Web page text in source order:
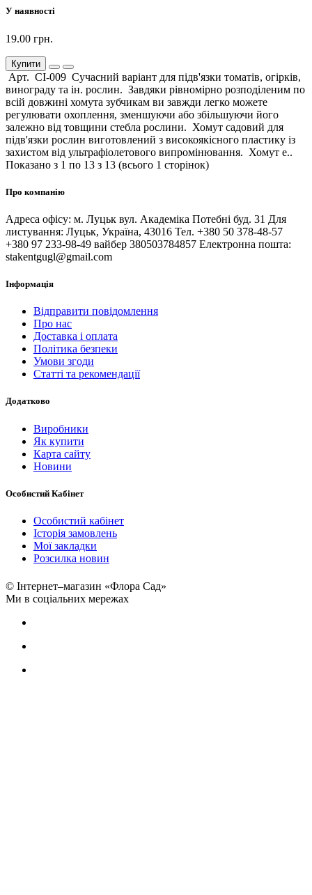
У наявності
19.00 грн.
Купити
Арт. СІ-009 Сучасний варіант для підв'язки томатів, огірків,
винограду та ін. рослин. Завдяки рівномірно розподіленим по
всій довжині хомута зубчикам ви завжди легко можете
регулювати охоплення, зменшуючи або збільшуючи його
залежно від товщини стебла рослини. Хомут садовий для
підв'язки рослин виготовлений з високоякісного пластику із
захистом від ультрафіолетового випромінювання. Хомут е..
Показано з 1 по 13 з 13 (всього 1 сторінок)
Про компанію
Адреса офісу: м. Луцьк вул. Академіка Потебні буд. 31 Для
листування: Луцьк, Україна, 43016 Тел. +380 50 378-48-57
+380 97 233-98-49 вайбер 380503784857 Електронна пошта:
stakentgugl@gmail.com
Інформація
Відправити повідомлення
Про нас
Доставка і оплата
Політика безпеки
Умови згоди
Статті та рекомендації
Додатково
Виробники
Як купити
Карта сайту
Новини
Особистий Кабінет
Особистий кабінет
Історія замовлень
Мої закладки
Розсилка новин
© Інтернет–магазин «Флора Сад»
Ми в соціальних мережах